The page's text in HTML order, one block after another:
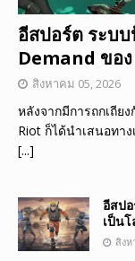
อีสปอร์ต ระบ
Demand ขอ
สิงหาคม 05, 2026
หลังจากมีการถกเถีย
Riot ก็ได้นำเสนอทา
[...]
อีสป
เป็น
สิงห